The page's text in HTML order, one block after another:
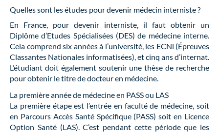
Quelles sont les études pour devenir médecin interniste ?
En France, pour devenir interniste, il faut obtenir un
Diplôme d’Etudes Spécialisées (DES) de médecine interne.
Cela comprend six années à l’université, les ECNi (Épreuves
Classantes Nationales informatisées), et cinq ans d’internat.
L’étudiant doit également soutenir une thèse de recherche
pour obtenir le titre de docteur en médecine.
La première année de médecine en PASS ou LAS
La première étape est l’entrée en faculté de médecine, soit
en Parcours Accès Santé Spécifique (PASS) soit en Licence
Option Santé (LAS). C’est pendant cette période que les